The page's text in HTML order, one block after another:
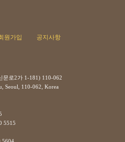
원가입 공지사항
문로2가 1-181) 110-062
Seoul, 110-062, Korea
5515